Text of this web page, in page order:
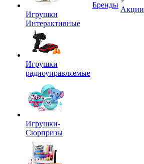
Игрушки
Интерактивные
Игрушки
радиоуправляемые
Игрушки-
Сюрпризы
Бренды
Акции